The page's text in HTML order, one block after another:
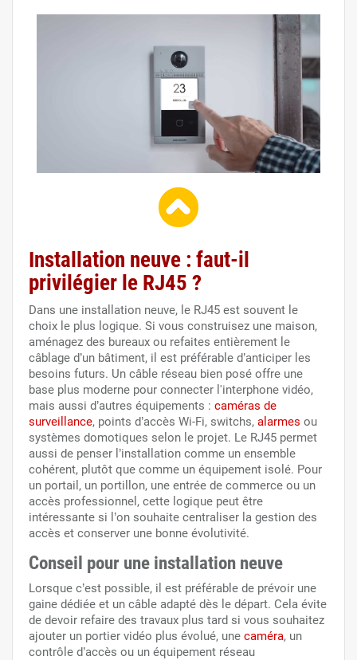
Installation neuve : faut-il
privilégier le RJ45 ?
Dans une installation neuve, le RJ45 est souvent le
choix le plus logique. Si vous construisez une maison,
aménagez des bureaux ou refaites entièrement le
câblage d’un bâtiment, il est préférable d’anticiper les
besoins futurs. Un câble réseau bien posé offre une
base plus moderne pour connecter l'interphone vidéo,
mais aussi d’autres équipements : caméras de
surveillance, points d’accès Wi-Fi, switchs, alarmes ou
systèmes domotiques selon le projet. Le RJ45 permet
aussi de penser l’installation comme un ensemble
cohérent, plutôt que comme un équipement isolé. Pour
un portail, un portillon, une entrée de commerce ou un
accès professionnel, cette logique peut être
intéressante si l’on souhaite centraliser la gestion des
accès et conserver une bonne évolutivité.
Conseil pour une installation neuve
Lorsque c’est possible, il est préférable de prévoir une
gaine dédiée et un câble adapté dès le départ. Cela évite
de devoir refaire des travaux plus tard si vous souhaitez
ajouter un portier vidéo plus évolué, une caméra, un
contrôle d’accès ou un équipement réseau